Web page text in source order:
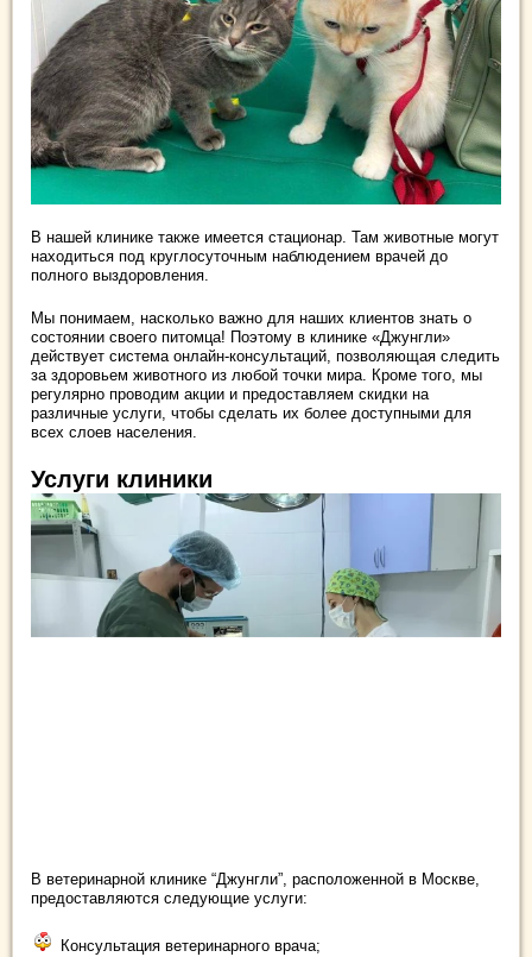
В нашей клинике также имеется стационар. Там животные могут
находиться под круглосуточным наблюдением врачей до
полного выздоровления.
Мы понимаем, насколько важно для наших клиентов знать о
состоянии своего питомца! Поэтому в клинике «Джунгли»
действует система онлайн-консультаций, позволяющая следить
за здоровьем животного из любой точки мира. Кроме того, мы
регулярно проводим акции и предоставляем скидки на
различные услуги, чтобы сделать их более доступными для
всех слоев населения.
Услуги клиники
В ветеринарной клинике “Джунгли”, расположенной в Москве,
предоставляются следующие услуги:
Консультация ветеринарного врача;